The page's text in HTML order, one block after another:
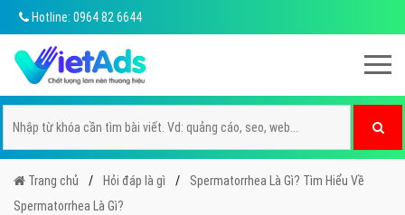
Hotline: 0964 82 6644
Trang chủ Hỏi đáp là gì
Spermatorrhea Là Gì? Tìm Hiểu Về
Spermatorrhea Là Gì?